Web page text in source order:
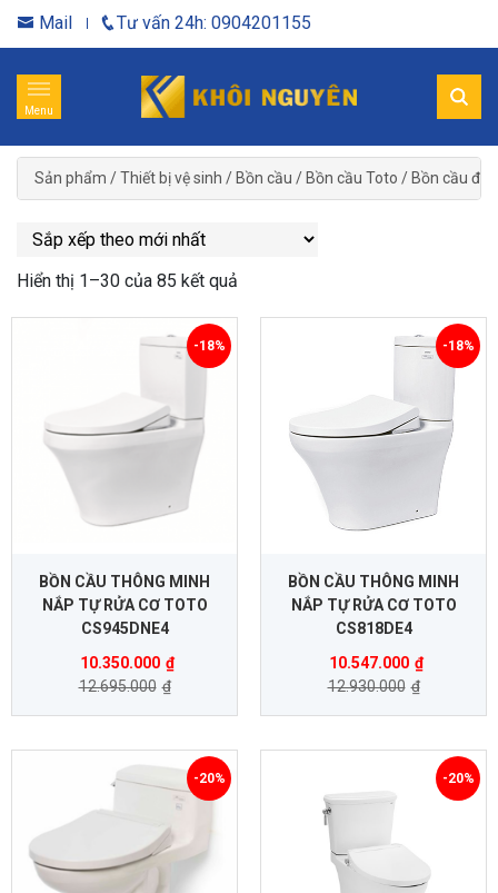
Mail Tư vấn 24h: 0904201155
Menu
Sản phẩm /Thiết bị vệ sinh / Bồn cầu / Bồn cầu Toto / Bồn cầu
Hiển thị 1–30 của 85 kết quả
BỒN CẦU THÔNG MINH
NẮP TỰ RỬA CƠ TOTO
CS945DNE4
10.350.000 ₫
12.695.000 ₫
-18%
BỒN CẦU THÔNG MINH
NẮP TỰ RỬA CƠ TOTO
CS818DE4
10.547.000 ₫
12.930.000 ₫
-18%
-20% -20%